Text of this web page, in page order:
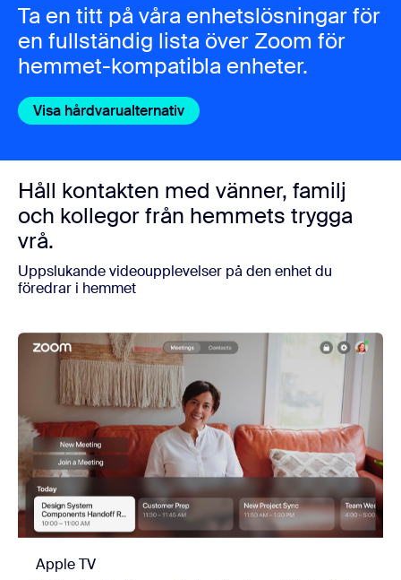
Ta en titt på våra enhetslösningar för
en fullständig lista över Zoom för
hemmet-kompatibla enheter.
Visa hårdvarualternativ
Håll kontakten med vänner, familj
och kollegor från hemmets trygga
vrå.
Uppslukande videoupplevelser på den enhet du
föredrar i hemmet
Apple TV